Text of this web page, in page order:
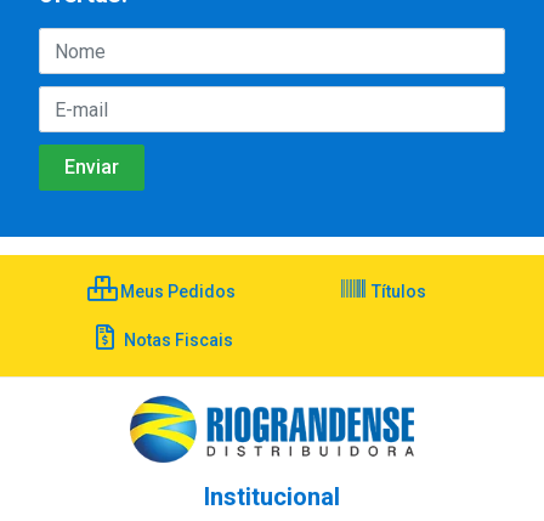
Meus Pedidos Títulos
Notas Fiscais
Institucional